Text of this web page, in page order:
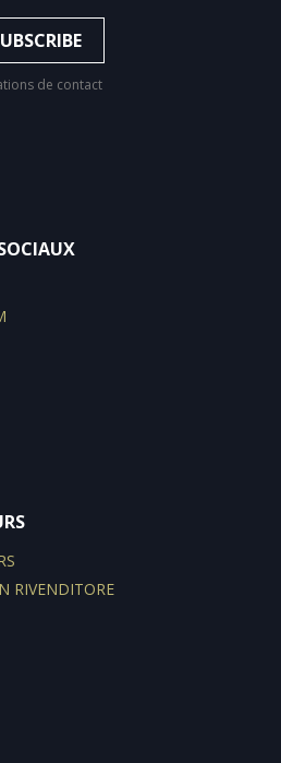
de contact
RIVENDITORE